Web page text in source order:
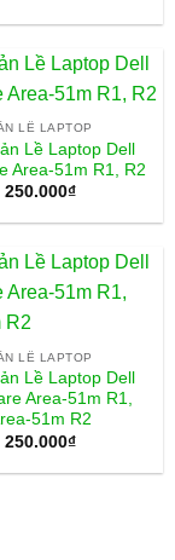
LỀ LAPTOP
Lề Laptop Dell
Area-51m R1, R2
250.000₫
LỀ LAPTOP
Lề Laptop Dell
Area-51m R1,
51m R2
250.000₫